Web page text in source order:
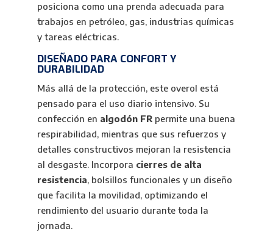
posiciona como una prenda adecuada para
trabajos en petróleo, gas, industrias químicas
y tareas eléctricas.
DISEÑADO PARA CONFORT Y
DURABILIDAD
Más allá de la protección, este overol está
pensado para el uso diario intensivo. Su
confección en algodón FRpermite una buena
respirabilidad, mientras que sus refuerzos y
detalles constructivos mejoran la resistencia
al desgaste. Incorpora cierres de alta
resistencia, bolsillos funcionales y un diseño
que facilita la movilidad, optimizando el
rendimiento del usuario durante toda la
jornada.